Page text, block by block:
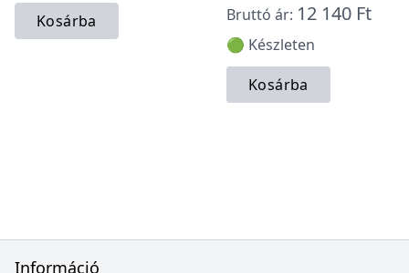
Kosárba
Bruttó ár: 12 140 Ft
🟢 Készleten
Kosárba
Információ